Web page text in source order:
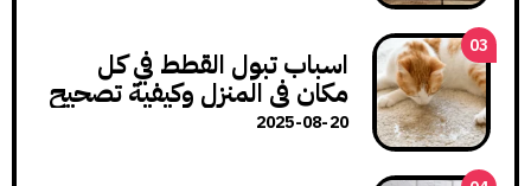
اسباب تبول القطط في كل
مكان في المنزل وكيفية تصحيح
هذا السلوك
2025-08-20